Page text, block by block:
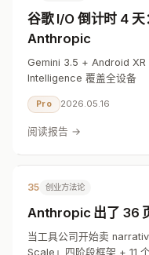
谷歌 I/O 倒计时 4
Anthropic
Gemini 3.5 + Android XR
Intelligence 覆盖全设备
Pro 2026.05.16
阅读报告 →
35 创业方法论
Anthropic 出了 36
当工具公司开始卖
Scale」四阶段框架 + 11